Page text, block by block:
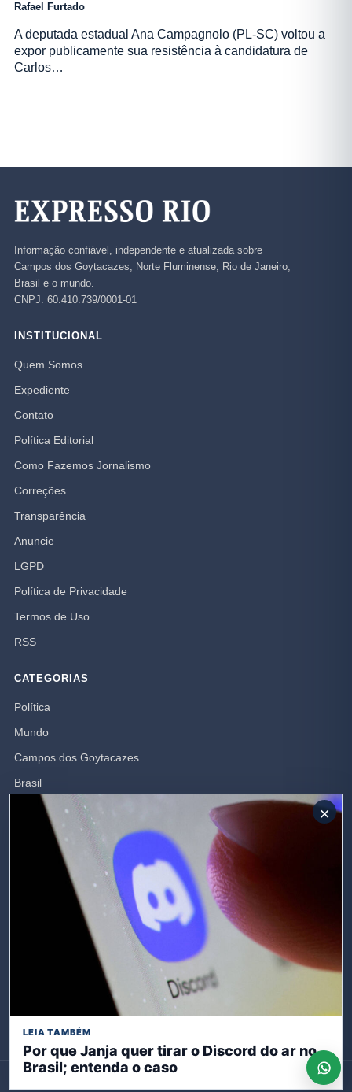
Rafael Furtado
A deputada estadual Ana Campagnolo (PL-SC) voltou a
expor publicamente sua resistência à candidatura de
Carlos…
Informação confiável, independente e atualizada sobre
Campos dos Goytacazes, Norte Fluminense, Rio de Janeiro,
Brasil e o mundo.
CNPJ: 60.410.739/0001-01
INSTITUCIONAL
Quem Somos
Expediente
Contato
Política Editorial
Como Fazemos Jornalismo
Correções
Transparência
Anuncie
LGPD
Política de Privacidade
Termos de Uso
RSS
CATEGORIAS
Política
Mundo
Campos dos Goytacazes
Brasil
Opinião
Rio de Janeiro
Receba nossas publicações
Inscreva-se
×
LEIA TAMBÉM
Por que Janja quer tirar o Discord do ar no
Brasil; entenda o caso